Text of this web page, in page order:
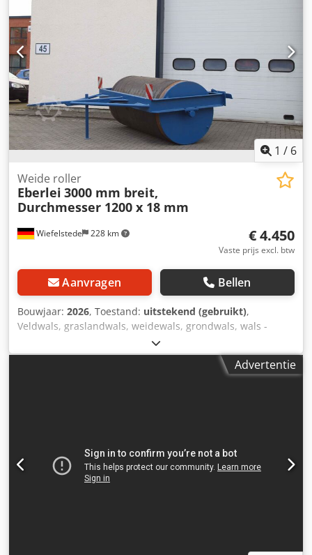
1 / 6
Wiefelstede 228 km
Weide roller
Eberlei 3000 mm breit,
Durchmesser 1200 x 18 mm
€ 4.450
Vaste prijs excl. btw
Aanvragen Bellen
Bouwjaar: 2026, Toestand: uitstekend (gebruikt),
Veldwals, graslandwals, weidewals, grondwals, wals -
Weiderol: Diameter: 1200 mm -Wanddikte van de buis: 18
mm -Uitrusting: Met water vulbaar, met schraper,
waarschuwingsborden -Totale breedte: 3000 mm -Advertentie